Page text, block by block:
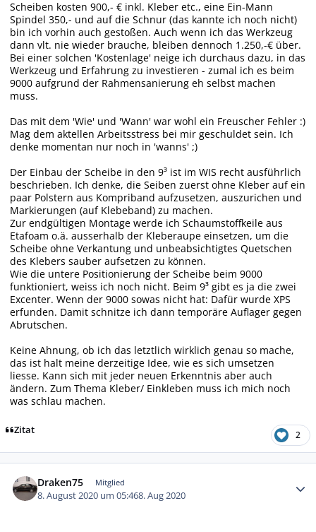
Scheiben kosten 900,- € inkl. Kleber etc., eine Ein-Mann
Spindel 350,- und auf die Schnur (das kannte ich noch nicht)
bin ich vorhin auch gestoßen. Auch wenn ich das Werkzeug
dann vlt. nie wieder brauche, bleiben dennoch 1.250,-€ über.
Bei einer solchen 'Kostenlage' neige ich durchaus dazu, in das
Werkzeug und Erfahrung zu investieren - zumal ich es beim
9000 aufgrund der Rahmensanierung eh selbst machen
muss.
Das mit dem 'Wie' und 'Wann' war wohl ein Freuscher Fehler :)
Mag dem aktellen Arbeitsstress bei mir geschuldet sein. Ich
denke momentan nur noch in 'wanns' ;)
Der Einbau der Scheibe in den 9³ ist im WIS recht ausführlich
beschrieben. Ich denke, die Seiben zuerst ohne Kleber auf ein
paar Polstern aus Kompriband aufzusetzen, auszurichen und
Markierungen (auf Klebeband) zu machen.
Zur endgültigen Montage werde ich Schaumstoffkeile aus
Etafoam o.ä. ausserhalb der Kleberaupe einsetzen, um die
Scheibe ohne Verkantung und unbeabsichtigtes Quetschen
des Klebers sauber aufsetzen zu können.
Wie die untere Positionierung der Scheibe beim 9000
funktioniert, weiss ich noch nicht. Beim 9³ gibt es ja die zwei
Excenter. Wenn der 9000 sowas nicht hat: Dafür wurde XPS
erfunden. Damit schnitze ich dann temporäre Auflager gegen
Abrutschen.
Keine Ahnung, ob ich das letztlich wirklich genau so mache,
das ist halt meine derzeitige Idee, wie es sich umsetzen
liesse. Kann sich mit jeder neuen Erkenntnis aber auch
ändern. Zum Thema Kleber/ Einkleben muss ich mich noch
was schlau machen.
Zitat 2
Draken75 Mitglied
8. August 2020 um 05:468. Aug 2020